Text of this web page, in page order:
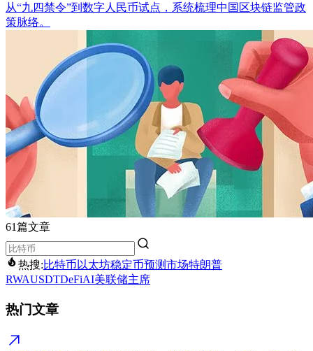
从“九四禁令”到数字人民币试点，系统梳理中国区块链监管政
策脉络。
61篇文章
热搜:比特币 以太坊稳定币预测市场特朗普
RWAUSDTDeFiAI美联储主席
热门文章